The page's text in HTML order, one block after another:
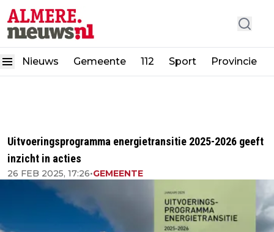
Nieuws Gemeente 112 Sport Provincie
Uitvoeringsprogramma energietransitie 2025-2026 geeft
inzicht in acties
26 FEB 2025, 17:26•GEMEENTE